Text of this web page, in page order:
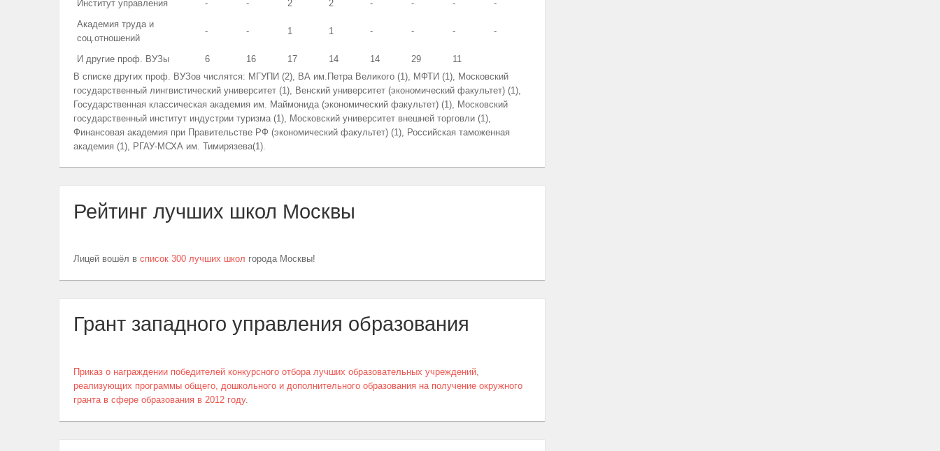
Институт управления
- - 2 2 - - -
-
Академия труда и
соц.отношений
- - 1 1 - - - -
И другие проф. ВУЗы 6 16 17 14 14 29
11
В списке других проф. ВУЗов числятся: МГУПИ (2), ВА им.Петра Великого (1), МФТИ (1), Московский
государственный лингвистический университет (1), Венский университет (экономический факультет) (1),
Государственная классическая академия им. Маймонида (экономический факультет) (1), Московский
государственный институт индустрии туризма (1), Московский университет внешней торговли (1),
Финансовая академия при Правительстве РФ (экономический факультет) (1), Российская таможенная
академия (1), РГАУ-МСХА им. Тимирязева(1).
Рейтинг лучших школ Москвы
Лицей вошёл в список 300 лучших школ города Москвы!
Грант западного управления образования
Приказ о награждении победителей конкурсного отбора лучших образовательных учреждений,
реализующих программы общего, дошкольного и дополнительного образования на получение окружного
гранта в сфере образования в 2012 году.